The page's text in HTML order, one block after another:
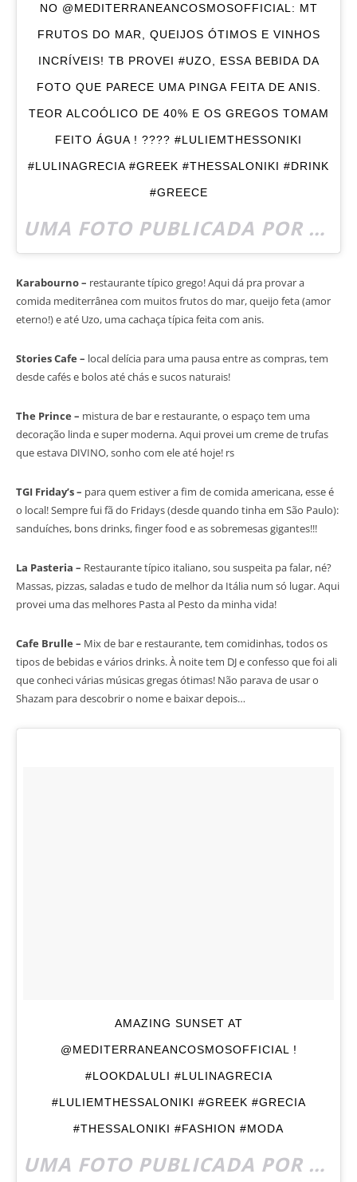
NO @MEDITERRANEANCOSMOSOFFICIAL: MT
FRUTOS DO MAR, QUEIJOS ÓTIMOS E VINHOS
INCRÍVEIS! TB PROVEI #UZO, ESSA BEBIDA DA
FOTO QUE PARECE UMA PINGA FEITA DE ANIS.
TEOR ALCOÓLICO DE 40% E OS GREGOS TOMAM
FEITO ÁGUA ! ???? #LULIEMTHESSONIKI
#LULINAGRECIA #GREEK #THESSALONIKI #DRINK
#GREECE
UMA FOTO PUBLICADA POR LULI MONTELEONE (@TRENDTIPS) EM
Karabourno – restaurante típico grego! Aqui dá pra provar a
comida mediterrânea com muitos frutos do mar, queijo feta (amor
eterno!) e até Uzo, uma cachaça típica feita com anis.
Stories Cafe – local delícia para uma pausa entre as compras, tem
desde cafés e bolos até chás e sucos naturais!
The Prince – mistura de bar e restaurante, o espaço tem uma
decoração linda e super moderna. Aqui provei um creme de trufas
que estava DIVINO, sonho com ele até hoje! rs
TGI Friday’s – para quem estiver a fim de comida americana, esse é
o local! Sempre fui fã do Fridays (desde quando tinha em São Paulo):
sanduíches, bons drinks, finger food e as sobremesas gigantes!!!
La Pasteria – Restaurante típico italiano, sou suspeita pa falar, né?
Massas, pizzas, saladas e tudo de melhor da Itália num só lugar. Aqui
provei uma das melhores Pasta al Pesto da minha vida!
Cafe Brulle – Mix de bar e restaurante, tem comidinhas, todos os
tipos de bebidas e vários drinks. À noite tem DJ e confesso que foi ali
que conheci várias músicas gregas ótimas! Não parava de usar o
Shazam para descobrir o nome e baixar depois…
AMAZING SUNSET AT
@MEDITERRANEANCOSMOSOFFICIAL !
#LOOKDALULI #LULINAGRECIA
#LULIEMTHESSALONIKI #GREEK #GRECIA
#THESSALONIKI #FASHION #MODA
UMA FOTO PUBLICADA POR LULI MONTELEONE (@TRENDTIPS) EM